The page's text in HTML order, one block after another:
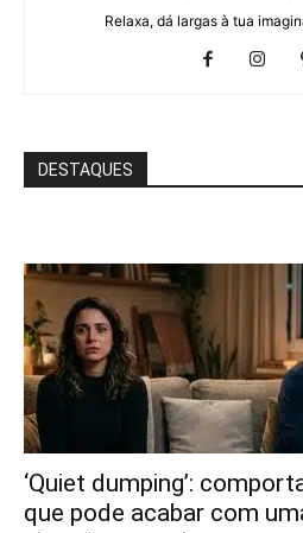
Relaxa, dá largas à tua
DESTAQUES
‘Quiet dumping’:
que pode acabar com